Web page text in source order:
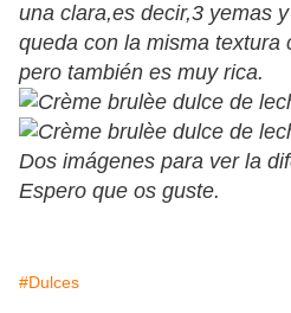
una clara,es decir,3 yemas
queda con la misma textura
pero también es muy rica.
Dos imágenes para ver la
Espero que os guste.
#Dulces